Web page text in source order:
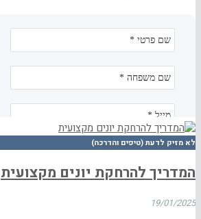
לא מזיק לדעת (טיפים והדרכה)
המדריך להרחקת יונים מקצועית
19/01/2025